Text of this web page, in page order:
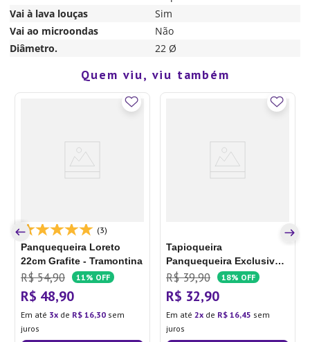
Vai à lava louças
Sim
Vai ao microondas
Não
Diâmetro.
22 Ø
Quem viu, viu também
(3)
Panquequeira Loreto
22cm Grafite - Tramontina
R$ 54,90 11% OFF
R$ 48,90
Em até 3 de R$ 16,30 sem
juros
Tapioqueira
Panquequeira Exclusive
18cm Grafite - Oliveira
R$ 39,90 18% OFF
R$ 32,90
Em até 2 de R$ 16,45 sem
juros